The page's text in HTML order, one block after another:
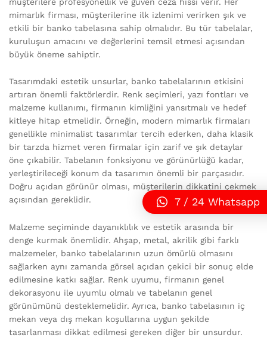
mimarlık firması, müşterilerine ilk izlenimi verirken şık ve
etkili bir banko tabelasına sahip olmalıdır. Bu tür tabelalar,
kuruluşun amacını ve değerlerini temsil etmesi açısından
büyük öneme sahiptir.
Tasarımdaki estetik unsurlar, banko tabelalarının etkisini
artıran önemli faktörlerdir. Renk seçimleri, yazı fontları ve
malzeme kullanımı, firmanın kimliğini yansıtmalı ve hedef
kitleye hitap etmelidir. Örneğin, modern mimarlık firmaları
genellikle minimalist tasarımlar tercih ederken, daha klasik
bir tarzda hizmet veren firmalar için zarif ve şık detaylar
öne çıkabilir. Tabelanın fonksiyonu ve görünürlüğü kadar,
yerleştirileceği konum da tasarımın önemli bir parçasıdır.
Doğru açıdan görünür olması, müşterilerin dikkatini çekmek
açısından gereklidir.
Malzeme seçiminde dayanıklılık ve estetik arasında bir
denge kurmak önemlidir. Ahşap, metal, akrilik gibi farklı
malzemeler, banko tabelalarının uzun ömürlü olmasını
sağlarken aynı zamanda görsel açıdan çekici bir sonuç elde
edilmesine katkı sağlar. Renk uyumu, firmanın genel
dekorasyonu ile uyumlu olmalı ve tabelanın genel
görünümünü desteklemelidir. Ayrıca, banko tabelasının iç
mekan veya dış mekan koşullarına uygun şekilde
tasarlanması dikkat edilmesi gereken diğer bir unsurdur.
7 / 24 Whatsapp